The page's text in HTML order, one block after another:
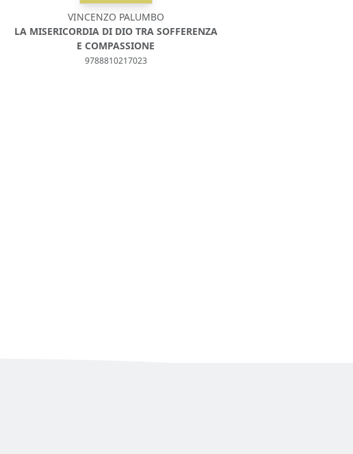
VINCENZO PALUMBO
LA MISERICORDIA DI DIO TRA SOFFERENZA
E COMPASSIONE
9788810217023